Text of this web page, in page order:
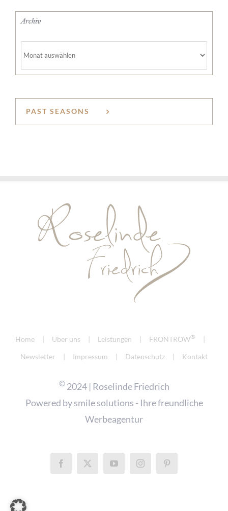
Archiv
PAST SEASONS
Home Über uns Leistungen FRONTROW®
Newsletter Impressum Datenschutz Kontakt
©2024 | Roselinde Friedrich
Powered bysmile solutions - Ihre freundliche
Werbeagentur